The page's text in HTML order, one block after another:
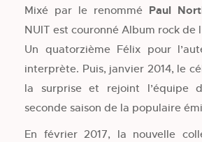
Mixé par le renommé Paul
NUIT est couronné Album rock de
Un quatorzième Félix pour
interprète. Puis, janvier 2014, le
la surprise et rejoint l’équipe
seconde saison de la populaire
En février 2017, la nouvelle